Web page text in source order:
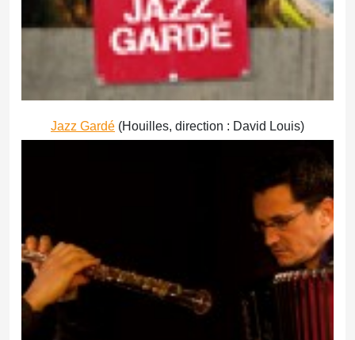
Jazz Gardé (Houilles, direction : David Louis)